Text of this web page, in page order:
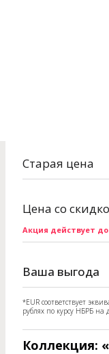
Старая цена
Цена со
Акция действует до
Ваша выгода
*EUR соответствует
рублях по курсу НБРБ на
Коллекция: